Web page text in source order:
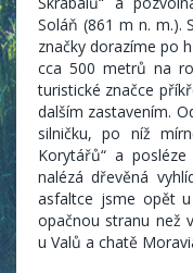
Soláň (861 m n. m.).
značky dorazíme po
cca 500 metrů na
turistické značce
dalším zastavením.
silničku, po níž
Korytářů“ a
nalézá dřevěná
asfaltce jsme opět
opačnou stranu než
u Valů a chatě